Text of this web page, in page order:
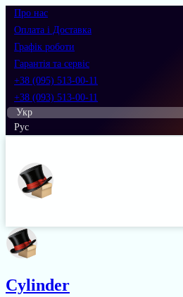
Про нас
Оплата і Доставка
Графік роботи
Гарантія та сервіс
+38 (095) 513-00-11
+38 (093) 513-00-11
Укр
Рус
Cylinder